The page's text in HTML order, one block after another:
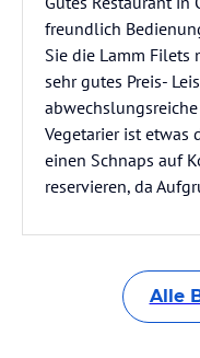
freundlich
Sie die Lamm Filets
sehr gutes Preis-
Vegetarier ist etwas
einen Schnaps auf
reservieren, da
Alle